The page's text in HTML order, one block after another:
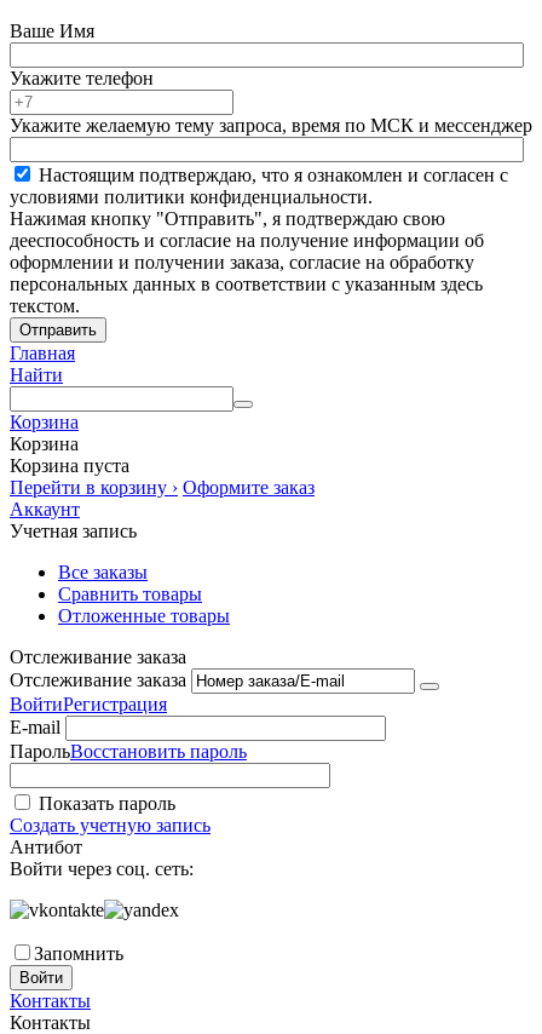
Ваше Имя
Укажите телефон
Укажите желаемую тему запроса, время по МСК и мессенджер
Настоящим подтверждаю, что я ознакомлен и согласен с
условиями политики конфиденциальности.
Нажимая кнопку "Отправить", я подтверждаю свою
дееспособность и согласие на получение информации об
оформлении и получении заказа, согласие на обработку
персональных данных в соответствии с указанным здесь
текстом.
Отправить
Главная
Найти
Корзина
Корзина
Корзина пуста
Перейти в корзину › Оформите заказ
Аккаунт
Учетная запись
Все заказы
Сравнить товары
Отложенные товары
Отслеживание заказа
Отслеживание заказа
ВойтиРегистрация
E-mail
ПарольВосстановить пароль
Показать пароль
Создать учетную запись
Антибот
Войти через соц. сеть:
Запомнить
Войти
Контакты
Контакты